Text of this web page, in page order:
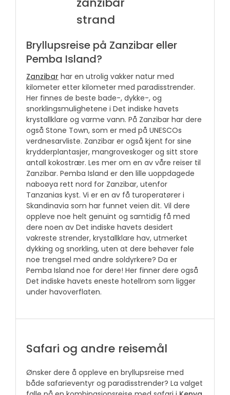
Bryllupsreise på Zanzibar eller
Pemba Island?
Zanzibar har en utrolig vakker natur med
kilometer etter kilometer med paradisstrender.
Her finnes de beste bade-, dykke-, og
snorklingsmulighetene i Det indiske havets
krystallklare og varme vann. På Zanzibar har dere
også Stone Town, som er med på UNESCOs
verdnesarvliste. Zanzibar er også kjent for sine
krydderplantasjer, mangroveskoger og sitt store
antall kokostrær. Les mer om en av våre reiser til
Zanzibar. Pemba Island er den lille uoppdagede
naboøya rett nord for Zanzibar, utenfor
Tanzanias kyst. Vi er en av få turoperatører i
Skandinavia som har funnet veien dit. Vil dere
oppleve noe helt genuint og samtidig få med
dere noen av Det indiske havets desidert
vakreste strender, krystallklare hav, utmerket
dykking og snorkling, uten at dere behøver føle
noe trengsel med andre soldyrkere? Da er
Pemba Island noe for dere! Her finner dere også
Det indiske havets eneste hotellrom som ligger
under havoverflaten.
Safari og andre reisemål
Ønsker dere å oppleve en bryllupsreise med
både safarieventyr og paradisstrender? La valget